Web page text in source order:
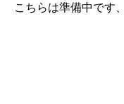
こちらは準備中です